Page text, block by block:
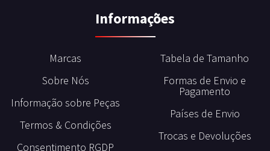
Informações
Marcas
Sobre Nós
Informação sobre Peças
Termos & Condições
Consentimento RGDP
Tabela de Tamanho
Formas de Envio e
Pagamento
Países de Envio
Trocas e Devoluções